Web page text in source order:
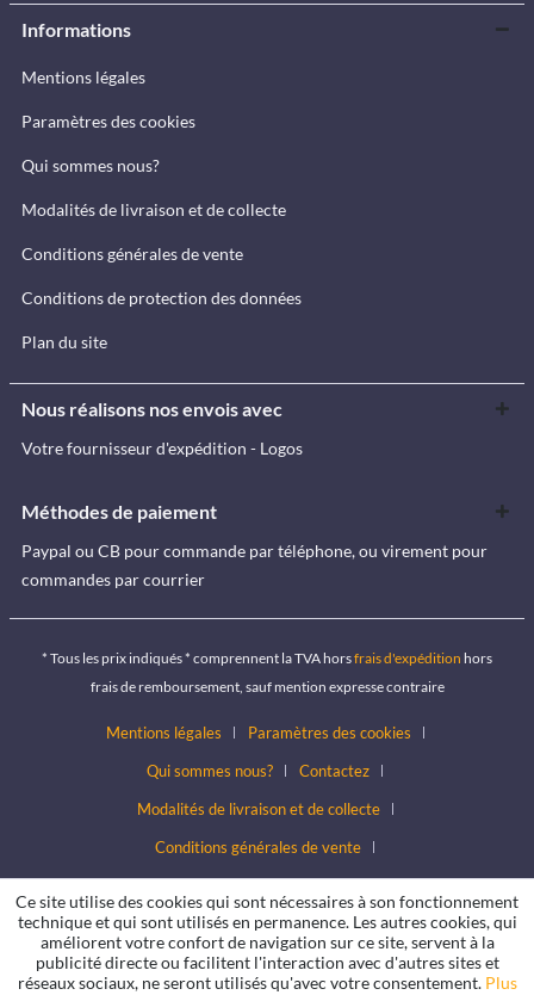
Informations
Mentions légales
Paramètres des cookies
Qui sommes nous?
Modalités de livraison et de collecte
Conditions générales de vente
Conditions de protection des données
Plan du site
Nous réalisons nos envois avec
Votre fournisseur d'expédition - Logos
Méthodes de paiement
Paypal ou CB pour commande par téléphone, ou virement pour
commandes par courrier
* Tous les prix indiqués * comprennent la TVA horsfrais d'expédition hors
frais de remboursement, sauf mention expresse contraire
Mentions légales
Paramètres des cookies
Qui sommes nous?
Contactez
Modalités de livraison et de collecte
Conditions générales de vente
Conditions de protection des données
Ce site utilise des cookies qui sont nécessaires à son fonctionnement
technique et qui sont utilisés en permanence. Les autres cookies, qui
améliorent votre confort de navigation sur ce site, servent à la
publicité directe ou facilitent l'interaction avec d'autres sites et
réseaux sociaux, ne seront utilisés qu'avec votre consentement. Plus